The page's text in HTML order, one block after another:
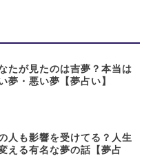
たが見たのは吉夢？本当は
夢・悪い夢【夢占い】
人も影響を受けてる？人生
える有名な夢の話【夢占